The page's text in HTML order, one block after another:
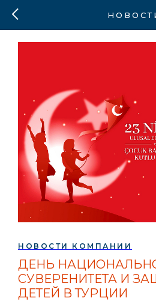
НОВОСТИ КОМПАНИИ
ДЕНЬ
СУВЕРЕНИТЕТА И
ДЕТЕЙ В ТУРЦИИ